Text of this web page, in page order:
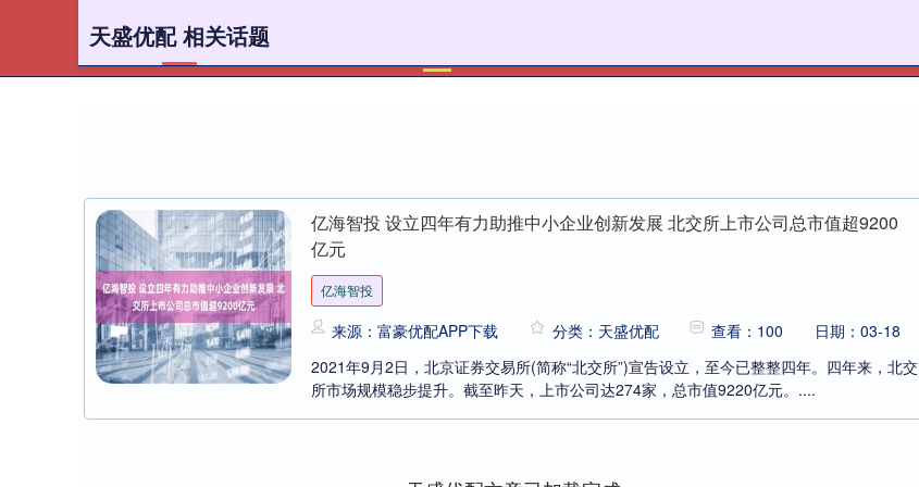
天盛优配 相关话题
亿海智投 设立四年有力助推中小企业创新发展 北交所上市公司总市值超9200
亿元
亿海智投
来源：富豪优配APP下载 分类：天盛优配 查看：100
日期：03-18
2021年9月2日，北京证券交易所(简称“北交所”)宣告设立，至今已整整四年。四年来，北交
所市场规模稳步提升。截至昨天，上市公司达274家，总市值9220亿元。....